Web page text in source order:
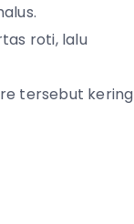
roti, lalu
tersebut kering